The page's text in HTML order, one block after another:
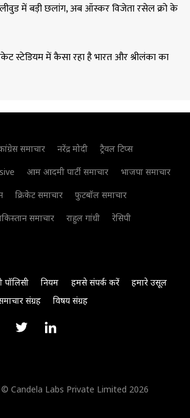
में बड़ी छलांग, अब ऑस्कर विजेता रसेल क्रो के
स्टेडियम में कैसा रहा है भारत और श्रीलंका का
समाचार नरेंद्र मोदी
ट्रैवल टिप्स
आम आदमी पार्टी समाचार
भाजपा समाचार
क्रिकेट समाचार
फुटबॉल समाचार
समाचार राहुल गांधी
रेसिपी
पॉलिसी नियम हमसे संपर्क करें
हमारे उसूल
संग्रह विषय संग्रह
Candela Labs Private Limited 2026